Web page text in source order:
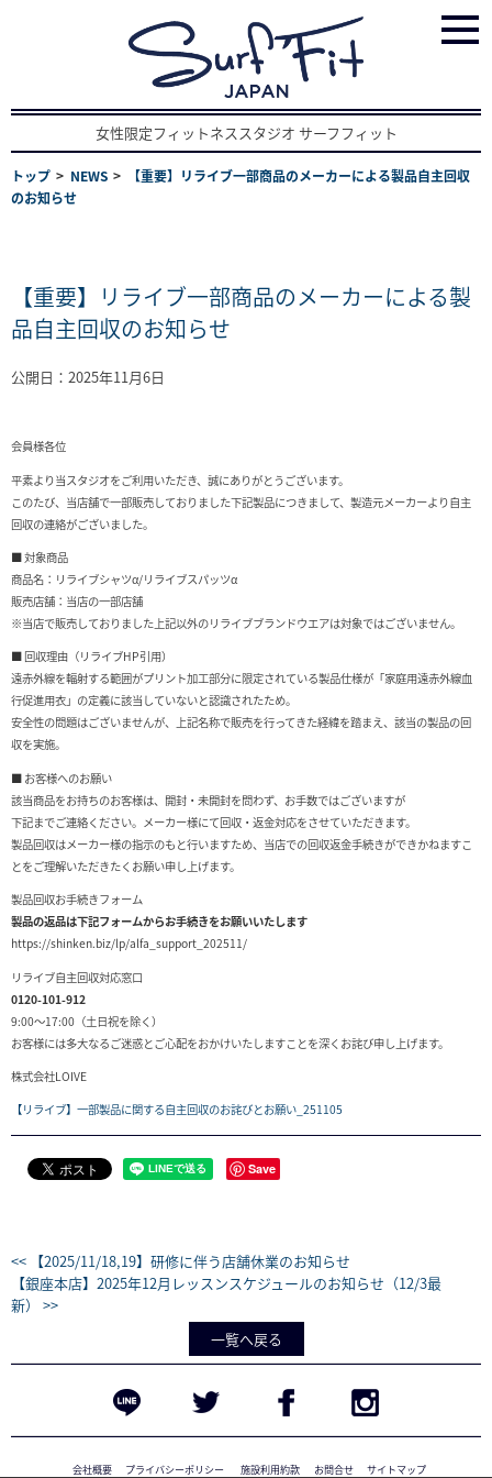
女性限定フィットネススタジオ サーフフィット
トップ NEWS
【重要】リライブ一部商品のメーカーによる製品自主回収
のお知らせ
【重要】リライブ一部商品のメーカーによる製
品自主回収のお知らせ
公開日：2025年11月6日
会員様各位
平素より当スタジオをご利用いただき、誠にありがとうございます。
このたび、当店舗で一部販売しておりました下記製品につきまして、製造元メーカーより自主
回収の連絡がございました。
■ 対象商品
商品名：リライブシャツα/リライブスパッツα
販売店舗：当店の一部店舗
※当店で販売しておりました上記以外のリライブブランドウエアは対象ではございません。
■ 回収理由（リライブHP引用）
遠赤外線を輻射する範囲がプリント加工部分に限定されている製品仕様が「家庭用遠赤外線血
行促進用衣」の定義に該当していないと認識されたため。
安全性の問題はございませんが、上記名称で販売を行ってきた経緯を踏まえ、該当の製品の回
収を実施。
■ お客様へのお願い
該当商品をお持ちのお客様は、開封・未開封を問わず、お手数ではございますが
下記までご連絡ください。メーカー様にて回収・返金対応をさせていただきます。
製品回収はメーカー様の指示のもと行いますため、当店での回収返金手続きができかねますこ
とをご理解いただきたくお願い申し上げます。
製品回収お手続きフォーム
製品の返品は下記フォームからお手続きをお願いいたします
https://shinken.biz/lp/alfa_support_202511/
リライブ自主回収対応窓口
0120-101-912
9:00～17:00（土日祝を除く）
お客様には多大なるご迷惑とご心配をおかけいたしますことを深くお詫び申し上げます。
株式会社LOIVE
【リライブ】一部製品に関する自主回収のお詫びとお願い_251105
Save
<< 【2025/11/18,19】研修に伴う店舗休業のお知らせ
【銀座本店】2025年12月レッスンスケジュールのお知らせ（12/3最
新） >>
一覧へ戻る
会社概要 プライバシーポリシー 施設利用約款 お問合せ サイトマップ